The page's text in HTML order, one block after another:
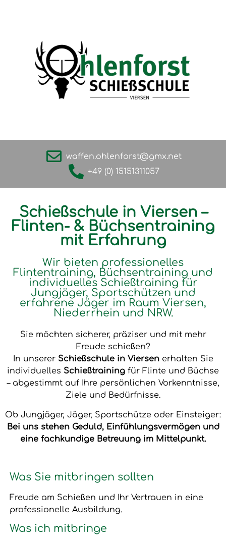
waffen.ohlenforst@gmx.net
+49 (0) 15151311057
Schießschule in Viersen –
Flinten- & Büchsentraining
mit Erfahrung
Wir bieten professionelles
Flintentraining, Büchsentraining und
individuelles Schießtraining für
Jungjäger, Sportschützen und
erfahrene Jäger im Raum Viersen,
Niederrhein und NRW.
Sie möchten sicherer, präziser und mit mehr
Freude schießen?
In unserer Schießschule in Viersenerhalten Sie
individuelles Schießtraining für Flinte und Büchse
– abgestimmt auf Ihre persönlichen Vorkenntnisse,
Ziele und Bedürfnisse.
Ob Jungjäger, Jäger, Sportschütze oder Einsteiger:
Bei uns stehen Geduld, Einfühlungsvermögen und
eine fachkundige Betreuung im Mittelpunkt.
Was Sie mitbringen sollten
Freude am Schießen und Ihr Vertrauen in eine
professionelle Ausbildung.
Was ich mitbringe